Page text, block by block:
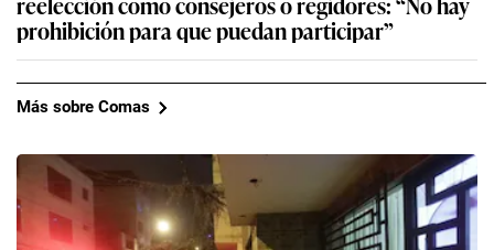
prohibición para que puedan participar”
Más sobre Comas